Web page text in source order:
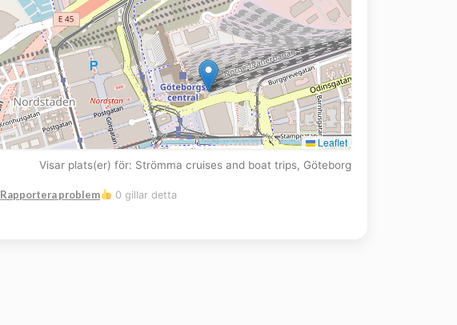
Leaflet
Visar plats(er) för: Strömma cruises and boat trips, Göteborg
Rapportera problem 0 gillar detta